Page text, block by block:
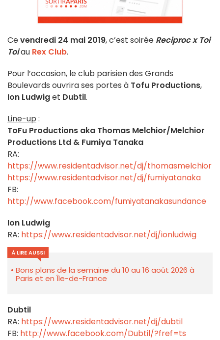
Cevendredi 24 mai 2019, c’est soirée Reciproc x Toi
Toiau Rex Club.
Pour l’occasion, le club parisien des Grands
Boulevards ouvrira ses portes à Tofu Productions,
Ion Ludwiget Dubtil.
Line-up :
ToFu Productions aka Thomas Melchior/Melchior
Productions Ltd & Fumiya Tanaka
RA:
https://www.residentadvisor.net/dj/thomasmelchior
https://www.residentadvisor.net/dj/fumiyatanaka
FB:
http://www.facebook.com/fumiyatanakasundance
Ion Ludwig
RA: https://www.residentadvisor.net/dj/ionludwig
À LIRE AUSSI
Bons plans de la semaine du 10 au 16 août 2026 à
Paris et en Île-de-France
Dubtil
RA: https://www.residentadvisor.net/dj/dubtil
FB: http://www.facebook.com/Dubtil/?fref=ts